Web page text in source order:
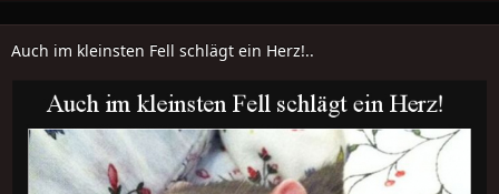
Auch im kleinsten Fell schlägt ein Herz!..